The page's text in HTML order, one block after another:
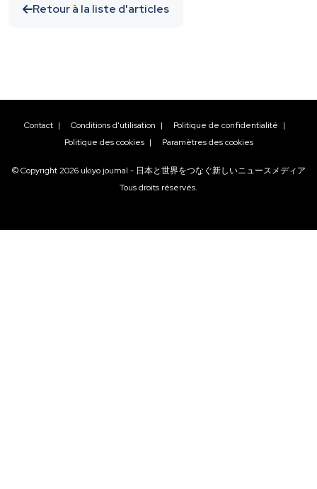
Retour à la liste d'articles
Contact | Conditions d'utilisation | Politique de confidentialité |
Politique des cookies | Paramètres des cookies
© Copyright2026 ukiyo journal - 日本と世界をつなぐ新しいニュースメディア
Tous droits réservés.